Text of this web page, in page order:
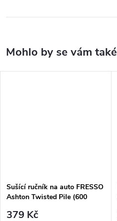
Sušící ručník na auto FRESSO
Ashton Twisted Pile (600
379 Kč